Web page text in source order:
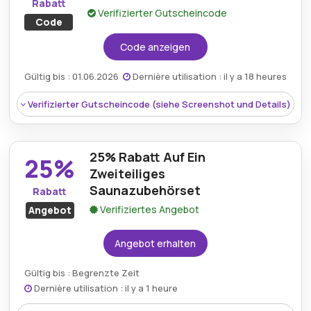
Einkaufserlebnis.
Rabatt
Code
Verifizierter Gutscheincode
Code anzeigen
Gültig bis : 01.06.2026 Dernière utilisation : il y a 18 heures
Verifizierter Gutscheincode (siehe Screenshot und Details)
Rabatt:Erhalten Sie 5% Rabatt auf alle
25%
Rabatt
Angebot
25% Rabatt Auf Ein
Zweiteiliges
Saunazubehörset
Verifiziertes Angebot
Angebot erhalten
Gültig bis : Begrenzte Zeit
Dernière utilisation : il y a 1 heure